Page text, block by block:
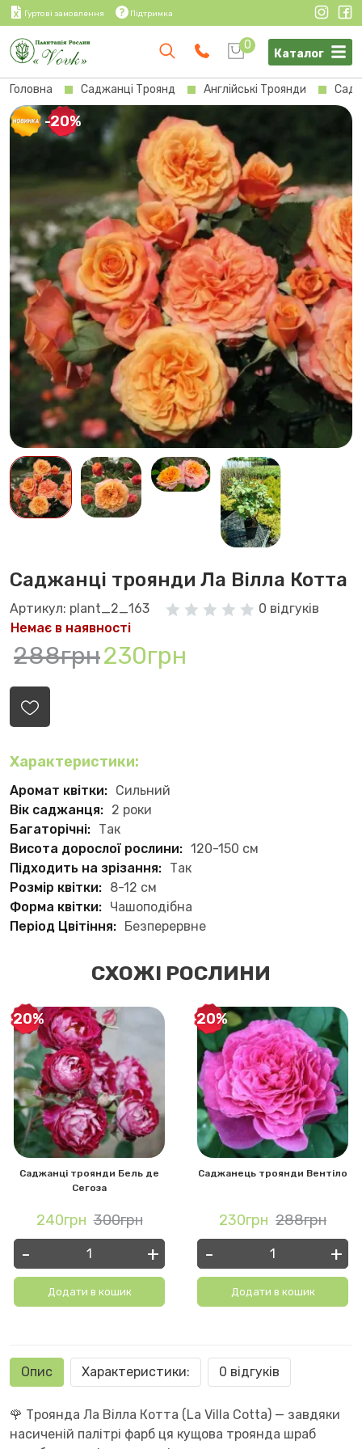
Гуртові замовлення Підтримка
0
Каталог
Головна Саджанці Троянд Англійські Троянди
-20%
Саджанці троянди Ла Вілла Котта
Артикул: plant_2_163
0 відгуків
Немає в наявності
288грн230грн
Характеристики:
Аромат квітки: Сильний
Вік саджанця: 2 роки
Багаторічні: Так
Висота дорослої рослини: 120-150 см
Підходить на зрізання: Так
Розмір квітки: 8-12 см
Форма квітки: Чашоподібна
Період Цвітіння:
Безперервне
СХОЖІ РОСЛИНИ
-20%
Саджанці троянди Бель де
Сегоза
240грн 300грн
- +
Додати в кошик
-20%
Саджанець троянди Вентіло
230грн 288грн
- +
Додати в кошик
Опис Характеристики: 0 відгуків
🌹 Троянда Ла Вілла Котта (La Villa Cotta) — завдяки
насиченій палітрі фарб ця кущова троянда шраб